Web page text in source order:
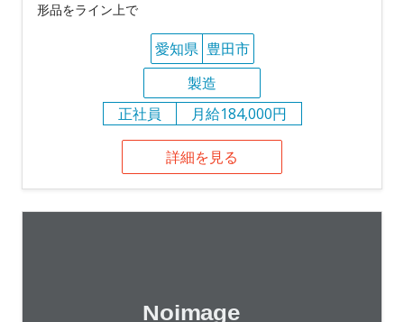
形品をライン上で
愛知県 豊田市
製造
正社員
月給184,000円
詳細を見る